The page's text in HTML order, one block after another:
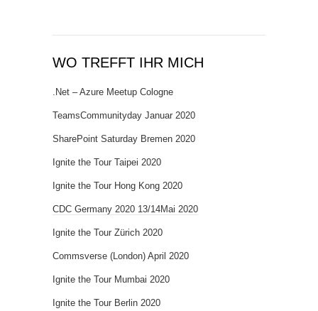
WO TREFFT IHR MICH
.Net – Azure Meetup Cologne
TeamsCommunityday Januar 2020
SharePoint Saturday Bremen 2020
Ignite the Tour Taipei 2020
Ignite the Tour Hong Kong 2020
CDC Germany 2020 13/14Mai 2020
Ignite the Tour Zürich 2020
Commsverse (London) April 2020
Ignite the Tour Mumbai 2020
Ignite the Tour Berlin 2020